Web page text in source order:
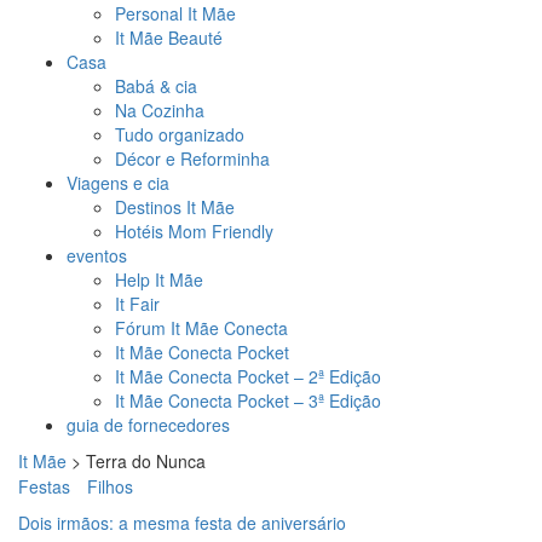
Personal It Mãe
It Mãe Beauté
Casa
Babá & cia
Na Cozinha
Tudo organizado
Décor e Reforminha
Viagens e cia
Destinos It Mãe
Hotéis Mom Friendly
eventos
Help It Mãe
It Fair
Fórum It Mãe Conecta
It Mãe Conecta Pocket
It Mãe Conecta Pocket – 2ª Edição
It Mãe Conecta Pocket – 3ª Edição
guia de fornecedores
It Mãe > Terra do Nunca
Festas
Filhos
Dois irmãos: a mesma festa de aniversário